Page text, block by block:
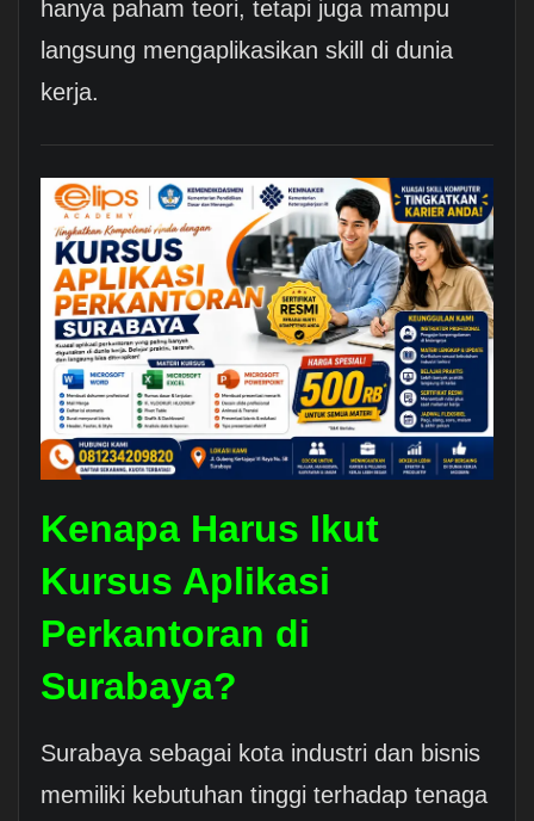
hanya paham teori, tetapi juga mampu
langsung mengaplikasikan skill di dunia
kerja.
Kenapa Harus Ikut
Kursus Aplikasi
Perkantoran di
Surabaya?
Surabaya sebagai kota industri dan bisnis
memiliki kebutuhan tinggi terhadap tenaga